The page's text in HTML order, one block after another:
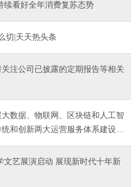
续看好全年消费复苏态势
切|天天热头条
注公司已披露的定期报告等相关
数据、物联网、区块链和人工智
和创新两大运营服务体系建设，
竞争力
文艺展演启动 展现新时代十年新